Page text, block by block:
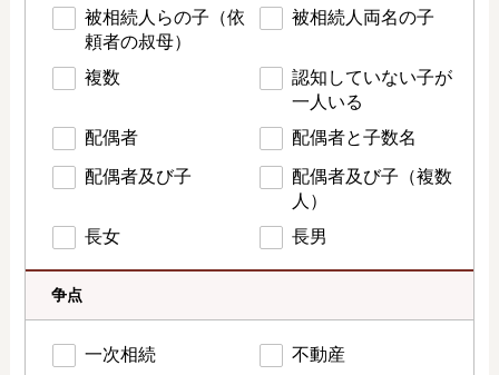
被相続人らの子（依
頼者の叔母）
被相続人両名の子
複数
認知していない子が
一人いる
配偶者
配偶者と子数名
配偶者及び子
配偶者及び子（複数
人）
長女
長男
争点
一次相続 不動産